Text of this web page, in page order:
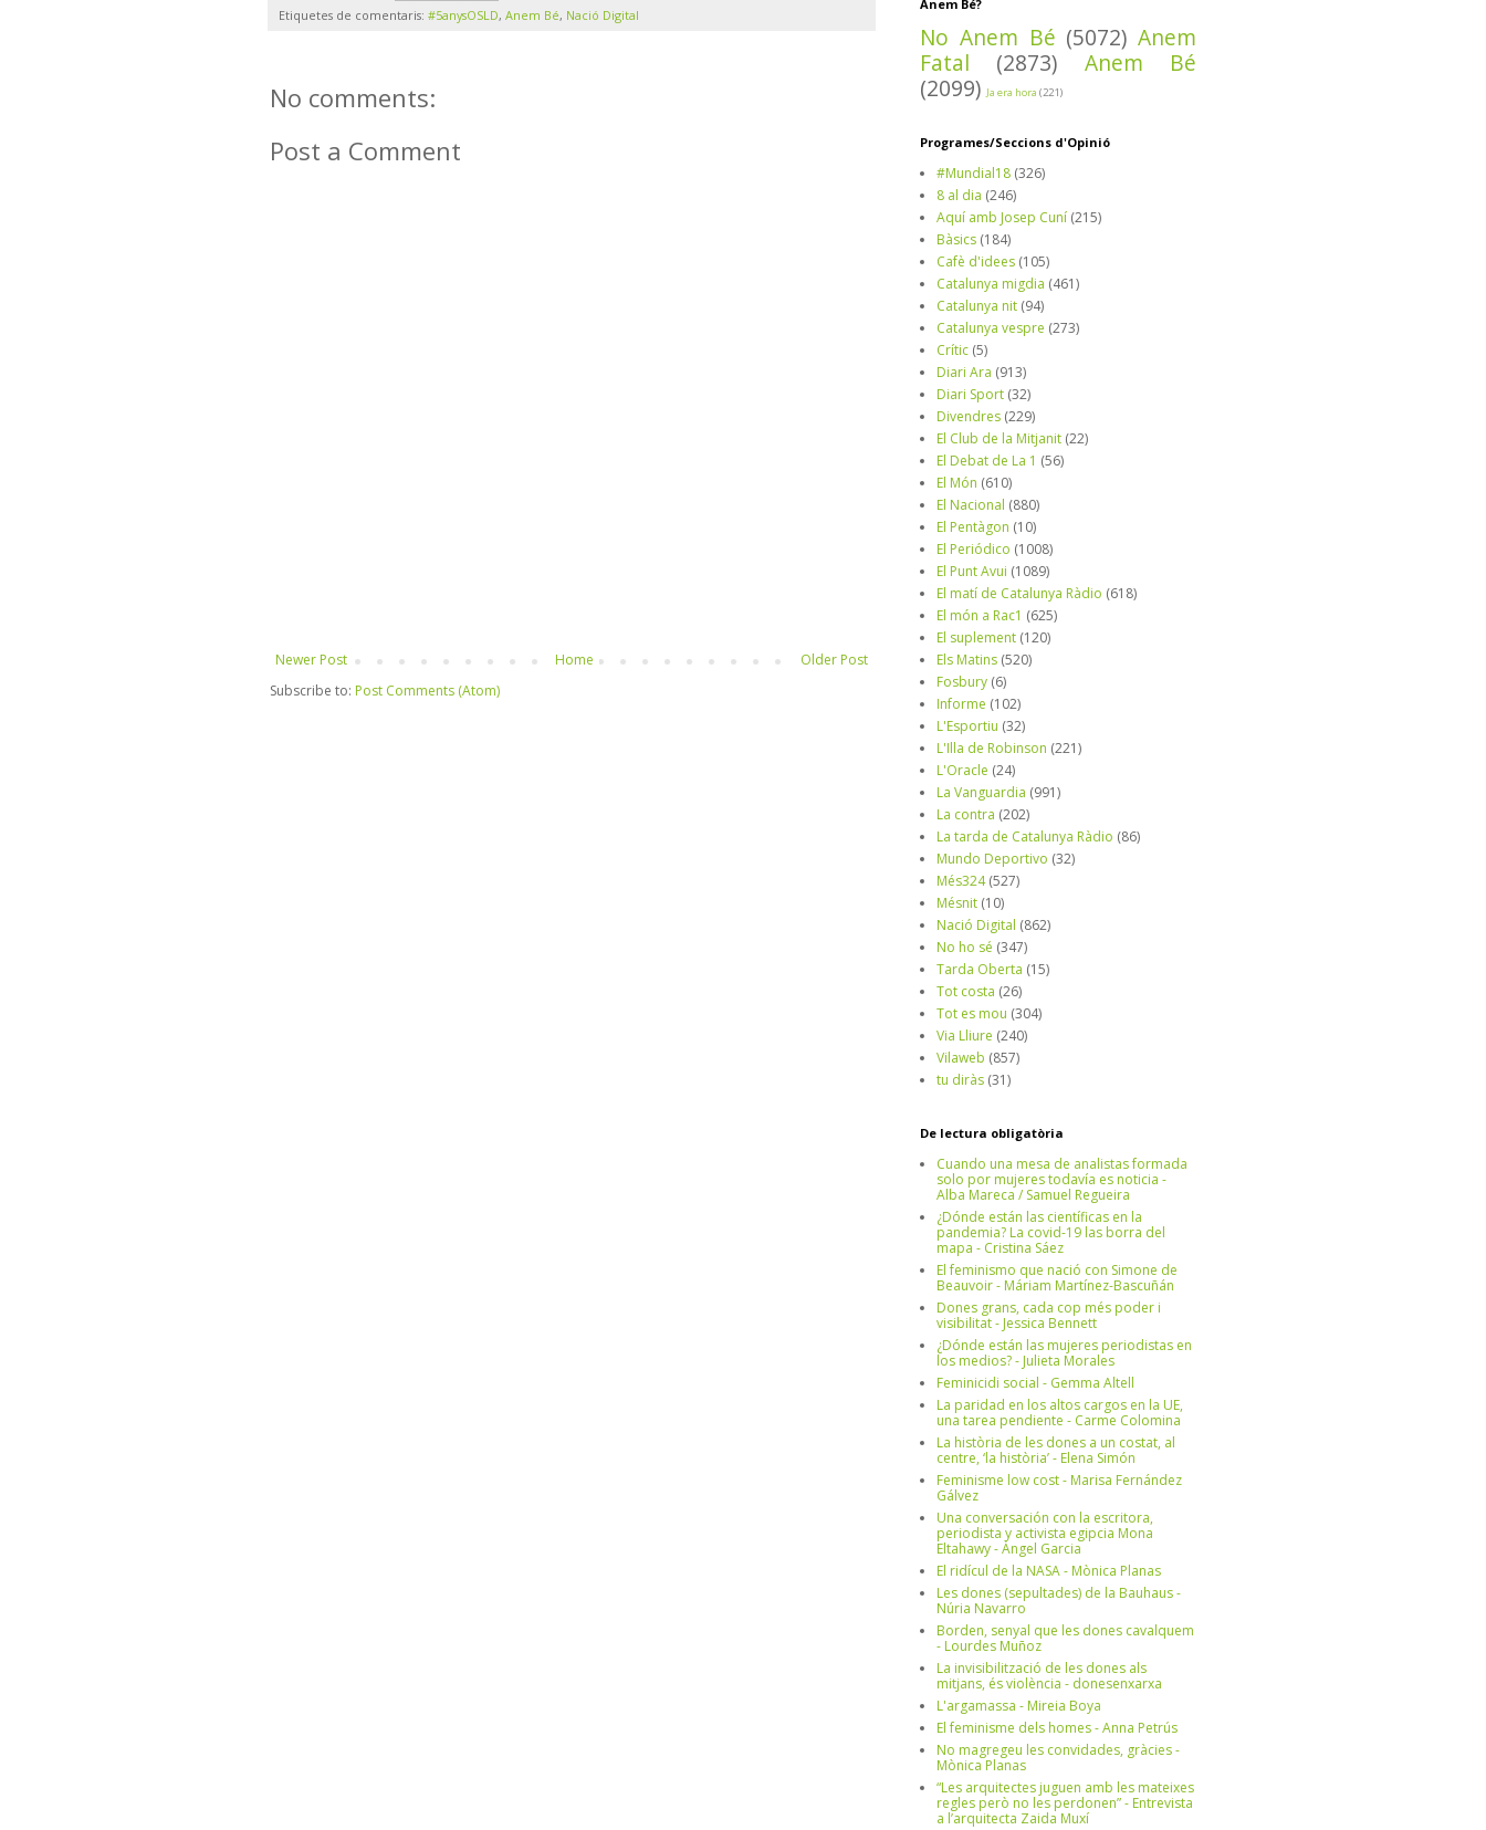
Etiquetes de comentaris: #5anysOSLD, Anem Bé, Nació Digital
No comments:
Post a Comment
Newer Post Older Post
Home
Subscribe to: Post Comments (Atom)
Anem Bé?
No Anem Bé (5072) Anem
Fatal
(2873)
Anem Bé
(2099) Ja era hora (221)
Programes/Seccions d'Opinió
#Mundial18 (326)
8 al dia (246)
Aquí amb Josep Cuní (215)
Bàsics (184)
Cafè d'idees (105)
Catalunya migdia (461)
Catalunya nit (94)
Catalunya vespre (273)
Crític (5)
Diari Ara (913)
Diari Sport (32)
Divendres (229)
El Club de la Mitjanit (22)
El Debat de La 1 (56)
El Món (610)
El Nacional (880)
El Pentàgon (10)
El Periódico (1008)
El Punt Avui (1089)
El matí de Catalunya Ràdio (618)
El món a Rac1 (625)
El suplement (120)
Els Matins (520)
Fosbury (6)
Informe (102)
L'Esportiu (32)
L'Illa de Robinson (221)
L'Oracle (24)
La Vanguardia (991)
La contra (202)
La tarda de Catalunya Ràdio (86)
Mundo Deportivo (32)
Més324 (527)
Mésnit (10)
Nació Digital (862)
No ho sé (347)
Tarda Oberta (15)
Tot costa (26)
Tot es mou (304)
Via Lliure (240)
Vilaweb (857)
tu diràs (31)
De lectura obligatòria
Cuando una mesa de analistas formada
solo por mujeres todavía es noticia -
Alba Mareca / Samuel Regueira
¿Dónde están las científicas en la
pandemia? La covid-19 las borra del
mapa - Cristina Sáez
El feminismo que nació con Simone de
Beauvoir - Máriam Martínez-Bascuñán
Dones grans, cada cop més poder i
visibilitat - Jessica Bennett
¿Dónde están las mujeres periodistas en
los medios? - Julieta Morales
Feminicidi social - Gemma Altell
La paridad en los altos cargos en la UE,
una tarea pendiente - Carme Colomina
La història de les dones a un costat, al
centre, ‘la història’ - Elena Simón
Feminisme low cost - Marisa Fernández
Gálvez
Una conversación con la escritora,
periodista y activista egipcia Mona
Eltahawy - Àngel Garcia
El ridícul de la NASA - Mònica Planas
Les dones (sepultades) de la Bauhaus -
Núria Navarro
Borden, senyal que les dones cavalquem
- Lourdes Muñoz
La invisibilització de les dones als
mitjans, és violència - donesenxarxa
L'argamassa - Mireia Boya
El feminisme dels homes - Anna Petrús
No magregeu les convidades, gràcies -
Mònica Planas
“Les arquitectes juguen amb les mateixes
regles però no les perdonen” - Entrevista
a l’arquitecta Zaida Muxí